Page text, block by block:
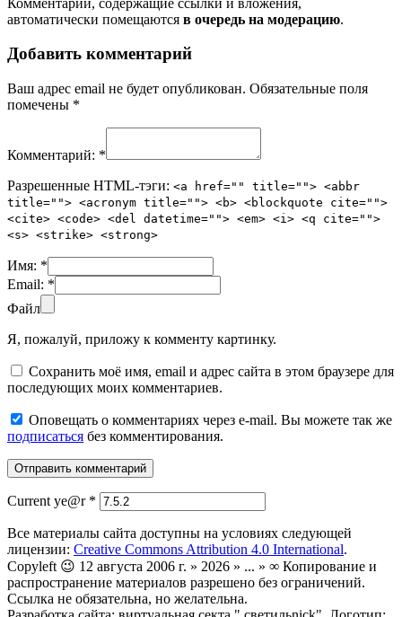
автоматически помещаются в очередь на модерацию.
Добавить комментарий
Ваш адрес email не будет опубликован. Обязательные поля
помечены *
Комментарий: *
Разрешенные HTML-тэги: <a href="" title=""> <abbr
title=""> <acronym title=""> <b> <blockquote cite="">
<cite> <code> <del datetime=""> <em> <i> <q cite="">
<s> <strike> <strong>
Имя: *
Email: *
Файл
Я, пожалуй, приложу к комменту картинку.
Сохранить моё имя, email и адрес сайта в этом браузере для
последующих моих комментариев.
Оповещать о комментариях через e-mail. Вы можете так же
подписаться без комментирования.
Current ye@r *
Все материалы сайта доступны на условиях следующей
лицензии: Creative Commons Attribution 4.0 International.
Copyleft 😉 12 августа 2006 г. » 2026 » ... » ∞ Копирование и
распространение материалов разрешено без ограничений.
Ссылка не обязательна, но желательна.